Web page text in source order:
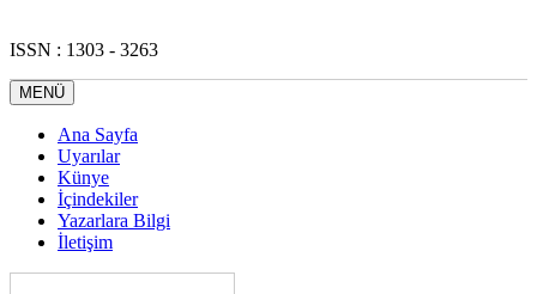
ISSN : 1303 - 3263
MENÜ
Ana Sayfa
Uyarılar
Künye
İçindekiler
Yazarlara Bilgi
İletişim